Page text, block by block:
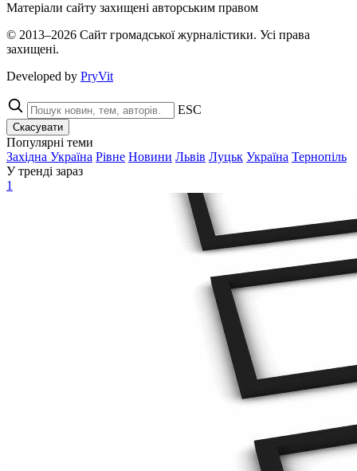
Матеріали сайту захищені авторським правом
© 2013–2026 Сайт громадської журналістики. Усі права
захищені.
Developed by PryVit
ESC
Скасувати
Популярні теми
Західна Україна Рівне Новини Львів Луцьк Україна Тернопіль
У тренді зараз
1